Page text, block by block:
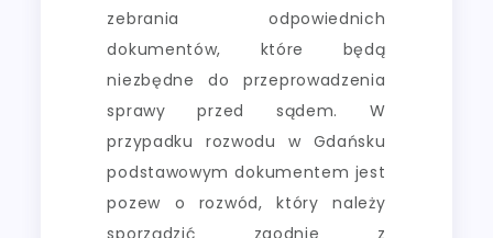
zebrania odpowiednich
dokumentów, które będą
niezbędne do przeprowadzenia
sprawy przed sądem. W
przypadku rozwodu w Gdańsku
podstawowym dokumentem jest
pozew o rozwód, który należy
sporządzić zgodnie z